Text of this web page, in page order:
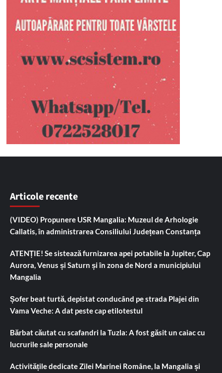
Articole recente
(VIDEO) Propunere USR Mangalia: Muzeul de Arhologie
Callatis, în administrarea Consiliului Județean Constanța
ATENȚIE! Se sistează furnizarea apei potabile la Jupiter, Cap
Aurora, Venus și Saturn și în zona de Nord a municipiului
Mangalia
Șofer beat turtă, depistat conducând pe strada Plajei din
Vama Veche: A dat peste cap etilotestul
Bărbat căutat cu scafandri la Tuzla: A fost găsit un caiac cu
lucrurile sale personale
Activitățile dedicate Zilei Marinei Române, la Mangalia și